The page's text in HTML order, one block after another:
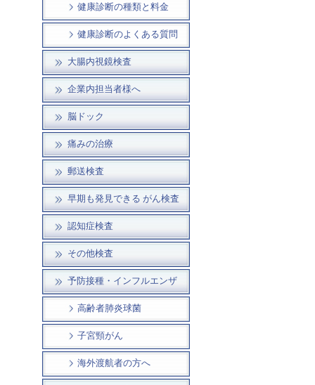
健康診断の種類と料金
健康診断のよくある質問
大腸内視鏡検査
企業内担当者様へ
脳ドック
痛みの治療
郵送検査
早期も発見できる がん検査
認知症検査
その他検査
予防接種・インフルエンザ
高齢者肺炎球菌
子宮頸がん
海外渡航者の方へ